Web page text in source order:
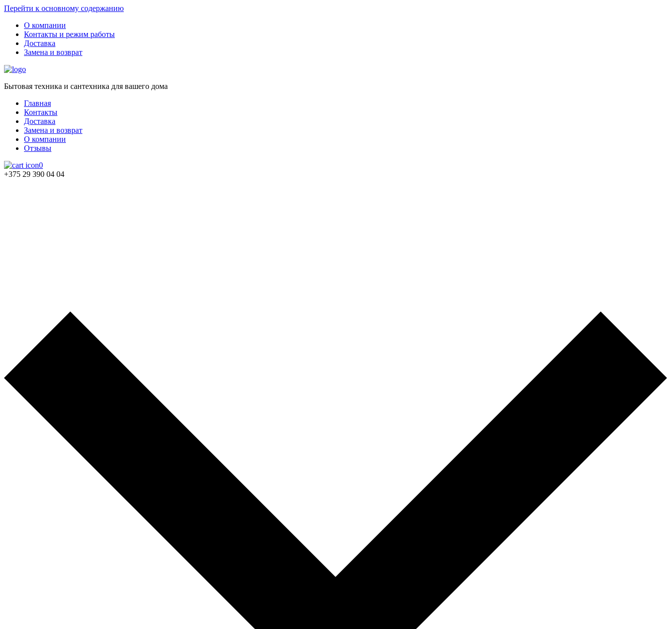
Перейти к основному содержанию
О компании
Контакты и режим работы
Доставка
Замена и возврат
Бытовая техника и сантехника для вашего дома
Главная
Контакты
Доставка
Замена и возврат
О компании
Отзывы
0
+375 29 390 04 04